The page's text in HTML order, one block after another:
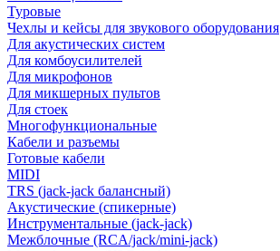
Туровые
Чехлы и кейсы для звукового оборудования
Для акустических систем
Для комбоусилителей
Для микрофонов
Для микшерных пультов
Для стоек
Многофункциональные
Кабели и разъемы
Готовые кабели
MIDI
TRS (jack-jack балансный)
Акустические (спикерные)
Инструментальные (jack-jack)
Межблочные (RCA/jack/mini-jack)